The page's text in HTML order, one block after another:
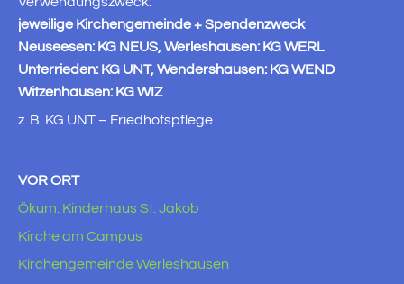
jeweilige Kirchengemeinde + Spendenzweck
Neuseesen: KG NEUS, Werleshausen: KG WERL
Unterrieden: KG UNT, Wendershausen: KG WEND
Witzenhausen: KG WIZ
z. B. KG UNT – Friedhofspflege
VOR ORT
Ökum. Kinderhaus St. Jakob
Kirche am Campus
Kirchengemeinde Werleshausen